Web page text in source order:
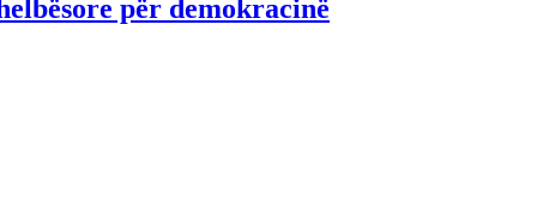
për demokracinë